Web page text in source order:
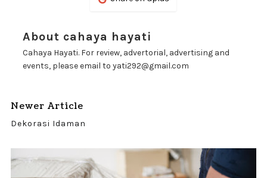
About cahaya hayati
Cahaya Hayati. For review, advertorial, advertising and
events, please email to yati292@gmail.com
Newer Article
Dekorasi Idaman